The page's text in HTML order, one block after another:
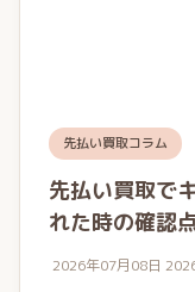
先払い買取コラム
先払い買取で
れた時の確認
2026年07月08日